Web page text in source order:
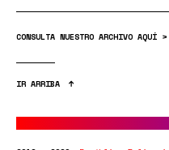
CONSULTA NUESTRO ARCHIVO AQUÍ >
IR ARRIBA